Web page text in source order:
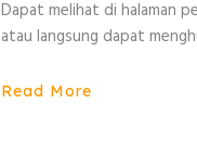
Dapat melihat di halaman
atau langsung dapat
Read More